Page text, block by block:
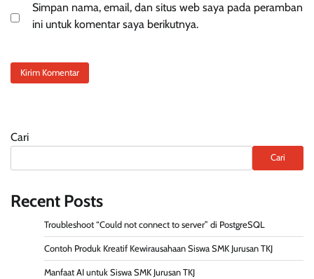
Simpan nama, email, dan situs web saya pada peramban
ini untuk komentar saya berikutnya.
Cari
Cari
Recent Posts
Troubleshoot “Could not connect to server” di PostgreSQL
Contoh Produk Kreatif Kewirausahaan Siswa SMK Jurusan TKJ
Manfaat AI untuk Siswa SMK Jurusan TKJ